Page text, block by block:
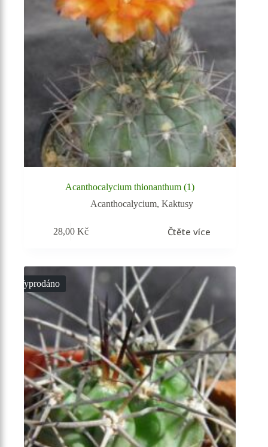
Acanthocalycium thionanthum (1)
Acanthocalycium,Kaktusy
28,00Kč Čtěte více
Vyprodáno